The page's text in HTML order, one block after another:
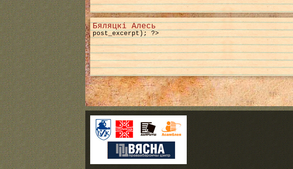
Бяляцкі Алесь
post_excerpt); ?>